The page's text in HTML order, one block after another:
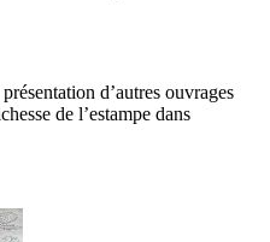
d’autres ouvrages
de l’estampe dans